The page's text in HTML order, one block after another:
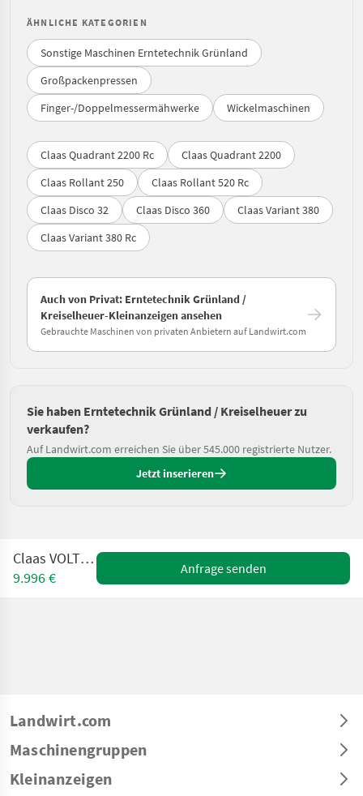
ÄHNLICHE KATEGORIEN
Sonstige Maschinen Erntetechnik Grünland
Großpackenpressen
Finger-/Doppelmessermähwerke
Wickelmaschinen
Claas Quadrant 2200 Rc
Claas Quadrant 2200
Claas Rollant 250
Claas Rollant 520 Rc
Claas Disco 32
Claas Disco 360
Claas Variant 380
Claas Variant 380 Rc
Auch von Privat: Erntetechnik Grünland /
Kreiselheuer-Kleinanzeigen ansehen
Gebrauchte Maschinen von privaten Anbietern auf Landwirt.com
Sie haben Erntetechnik Grünland / Kreiselheuer zu
verkaufen?
Auf Landwirt.com erreichen Sie über 545.000 registrierte Nutzer.
Jetzt inserieren
Claas VOLTO 870 T
9.996 €
Anfrage senden
Landwirt.com
Maschinengruppen
Kleinanzeigen